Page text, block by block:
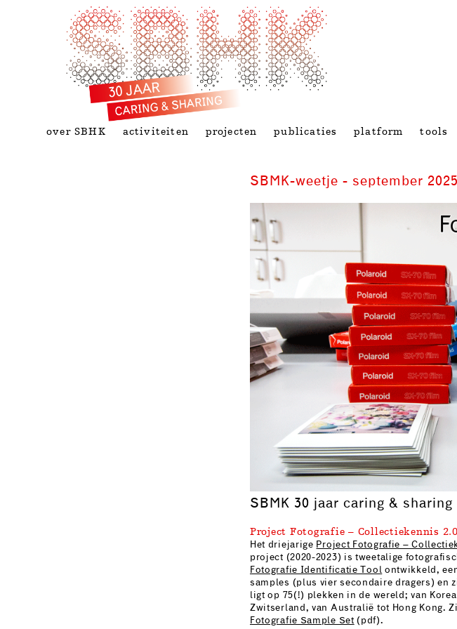
over SBHK activiteiten projecten publicaties platform tools
SBMK-weetje - september 2025
SBMK 30 jaar caring & sharing
Project Fotografie – Collectiekennis 2.0
Het driejarige Project Fotografie –
project (2020-2023) is tweetalige
Fotografie Identificatie Tool ontwikkeld,
samples (plus vier secondaire dragers) en
ligt op 75(!) plekken in de wereld; van
Zwitserland, van Australië tot Hong Kong.
Fotografie Sample Set (pdf).